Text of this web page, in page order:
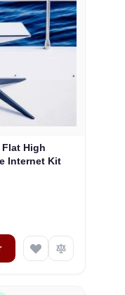
High
Internet Kit